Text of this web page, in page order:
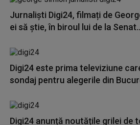
Jurnaliști Digi24, filmați de
ei să știe, în biroul lui de la
Digi24 este prima televiziune
sondaj pentru alegerile din
Digi24 anunță noutățile grilei de